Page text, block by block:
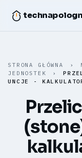
STRONA GŁÓWNA ›
JEDNOSTEK
›
UNCJE -